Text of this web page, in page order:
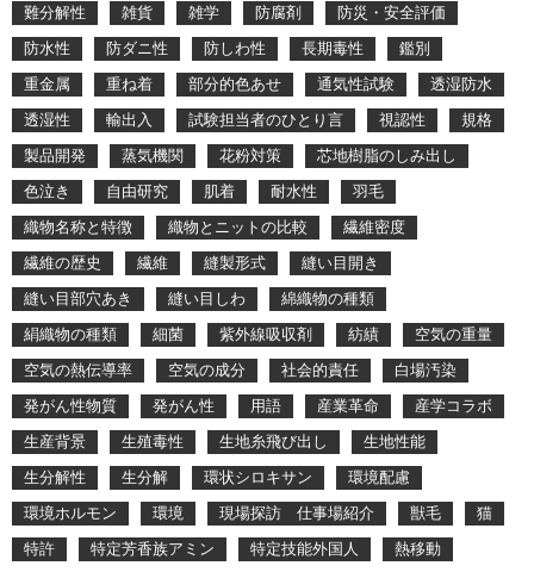
難分解性
雑貨 雑学 防腐剤
防災・安全評価
防水性
防ダニ性 防しわ性 長期毒性
鑑別
重金属
重ね着 部分的色あせ 通気性試験
透湿防水
透湿性
輸出入 試験担当者のひとり言 視認性
規格
製品開発
蒸気機関 花粉対策
芯地樹脂のしみ出し
色泣き
自由研究 肌着 耐水性
羽毛
織物名称と特徴
織物とニットの比較
繊維密度
繊維の歴史
繊維 縫製形式
縫い目開き
縫い目部穴あき
縫い目しわ
綿織物の種類
絹織物の種類
細菌 紫外線吸収剤 紡績
空気の重量
空気の熱伝導率
空気の成分 社会的責任
白場汚染
発がん性物質
発がん性 用語 産業革命
産学コラボ
生産背景
生殖毒性 生地糸飛び出し
生地性能
生分解性
生分解 環状シロキサン
環境配慮
環境ホルモン
環境 現場探訪 仕事場紹介 獣毛
猫
特許
特定芳香族アミン 特定技能外国人
熱移動